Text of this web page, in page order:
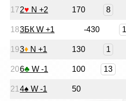
172♥ N +2 170 8
183БК W +1 -430 1
193♦ N +1 130 1
206♣ W -1 100 13
214♠ W -1 50